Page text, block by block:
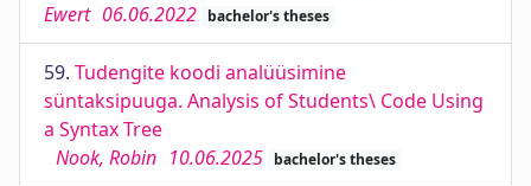
Ewert 06.06.2022 bachelor's theses
59. Tudengite koodi analüüsimine
süntaksipuuga. Analysis of Students\ Code Using
a Syntax Tree
Nook, Robin 10.06.2025 bachelor's theses